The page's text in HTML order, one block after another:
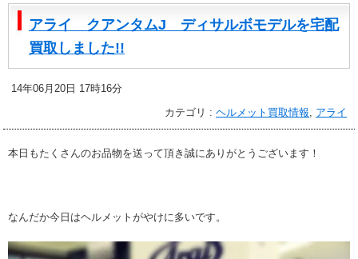
アライ クアンタムJ ディサルボモデルを宅配
買取しました!!
14年06月20日 17時16分
カテゴリ : ヘルメット買取情報, アライ
本日もたくさんのお品物を送って頂き誠にありがとうございます！
なんだか今日はヘルメットがやけに多いです。